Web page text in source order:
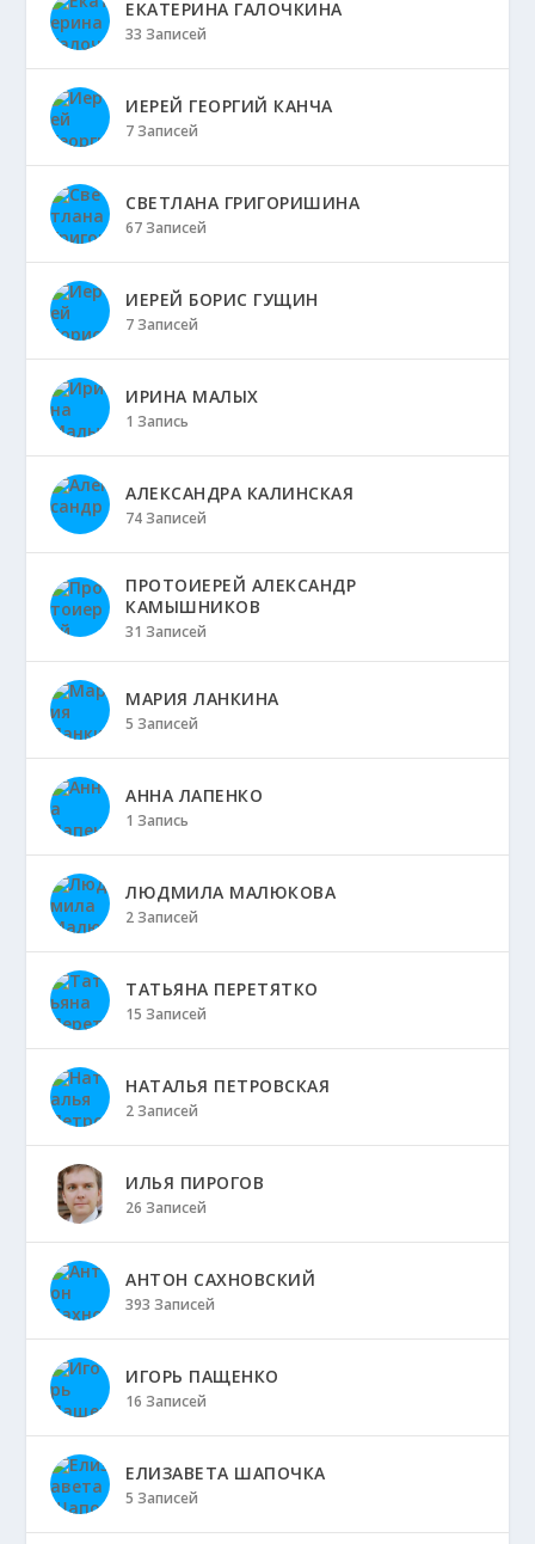
ЕКАТЕРИНА ГАЛОЧКИНА
33 Записей
ИЕРЕЙ ГЕОРГИЙ КАНЧА
7 Записей
СВЕТЛАНА ГРИГОРИШИНА
67 Записей
ИЕРЕЙ БОРИС ГУЩИН
7 Записей
ИРИНА МАЛЫХ
1 Запись
АЛЕКСАНДРА КАЛИНСКАЯ
74 Записей
ПРОТОИЕРЕЙ АЛЕКСАНДР
КАМЫШНИКОВ
31 Записей
МАРИЯ ЛАНКИНА
5 Записей
АННА ЛАПЕНКО
1 Запись
ЛЮДМИЛА МАЛЮКОВА
2 Записей
ТАТЬЯНА ПЕРЕТЯТКО
15 Записей
НАТАЛЬЯ ПЕТРОВСКАЯ
2 Записей
ИЛЬЯ ПИРОГОВ
26 Записей
АНТОН САХНОВСКИЙ
393 Записей
ИГОРЬ ПАЩЕНКО
16 Записей
ЕЛИЗАВЕТА ШАПОЧКА
5 Записей